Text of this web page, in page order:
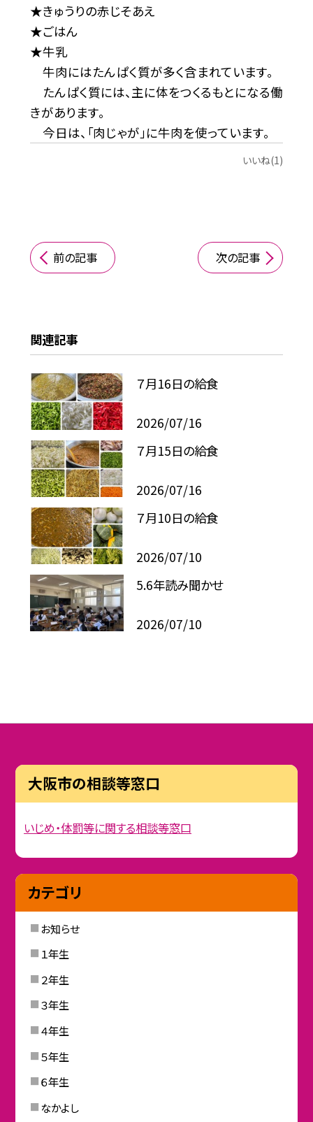
★きゅうりの赤じそあえ
★ごはん
★牛乳
牛肉にはたんぱく質が多く含まれています。
たんぱく質には、主に体をつくるもとになる働
きがあります。
今日は、「肉じゃが」に牛肉を使っています。
いいね(1)
前の記事 次の記事
関連記事
７月16日の給食
2026/07/16
７月15日の給食
2026/07/16
７月10日の給食
2026/07/10
5.6年読み聞かせ
2026/07/10
大阪市の相談等窓口
いじめ・体罰等に関する相談等窓口
カテゴリ
お知らせ
１年生
２年生
３年生
４年生
５年生
６年生
なかよし